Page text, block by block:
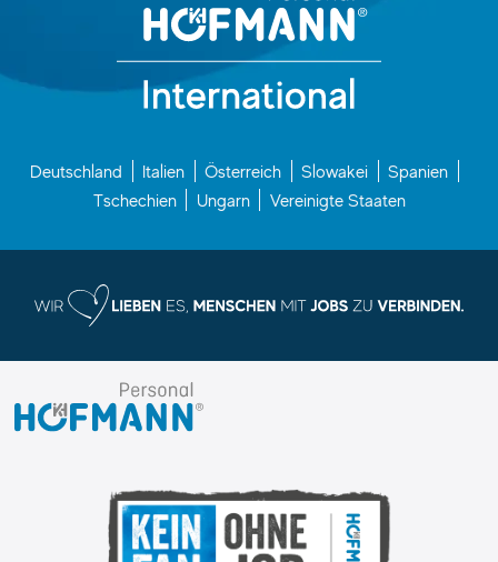
Deutschland Italien Österreich Slowakei
Spanien
Tschechien
Ungarn Vereinigte Staaten
K.